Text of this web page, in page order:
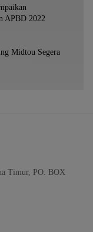
APBD 2022
Midtou Segera
Timur, PO. BOX